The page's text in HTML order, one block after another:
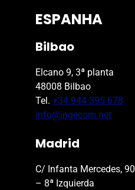
ESPANHA
Bilbao
Elcano 9, 3ª planta
48008 Bilbao
Tel. +34 944 395 678
info@ingecom.net
Madrid
C/ Infanta Mercedes, 90
– 8ª Izquierda